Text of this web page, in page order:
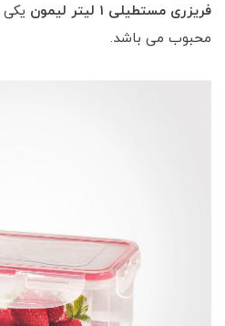
فریزری مستطیلی 1 لیتر لیمون
یکی
محبوب می باشد.